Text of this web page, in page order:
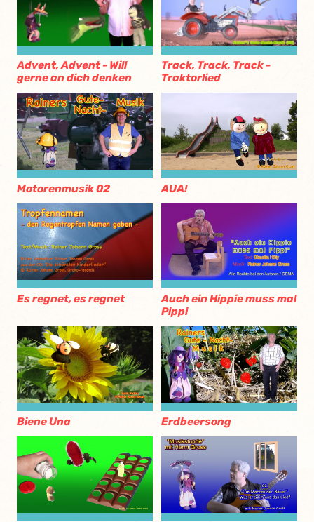
Advent, Advent - Will
gerne an dich denken
Track, Track, Track -
Traktorlied
Motorenmusik 02 AUA!
Es regnet, es regnet
Auch ein Hippie muss mal
Pippi
Biene Una Erdbeersong